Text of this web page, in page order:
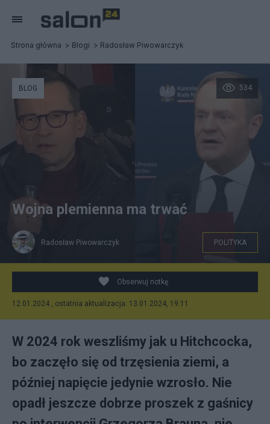
Strona główna Blogi Radosław Piwowarczyk
Mateusz Morawiecki oraz Donald Tusk. / foto: screen
534
BLOG
Wojna plemienna ma trwać
Radosław Piwowarczyk POLITYKA
Obserwuj notkę
12.01.2024 , ostatnia aktualizacja: 13.01.2024, 19:11
W 2024 rok weszliśmy jak u Hitchcocka,
bo zaczęło się od trzęsienia ziemi, a
później napięcie jedynie wzrosło. Nie
opadł jeszcze dobrze proszek z gaśnicy